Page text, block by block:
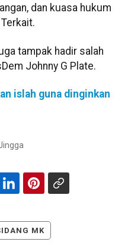
dan kuasa hukum
tampak hadir salah
Johnny G Plate.
islah guna dinginkan
MK